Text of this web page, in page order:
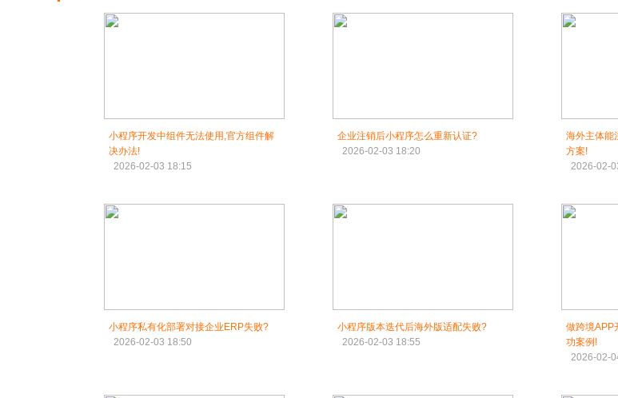
小程序开发中组件无法使用,官方组件解
决办法!
2026-02-03 18:15
企业注销后小程序怎么重新认证?
2026-02-03 18:20
海外主体能
方案!
2026-02-
小程序私有化部署对接企业ERP失败?
2026-02-03 18:50
小程序版本迭代后海外版适配失败?
2026-02-03 18:55
做跨境APP
功案例!
2026-02-